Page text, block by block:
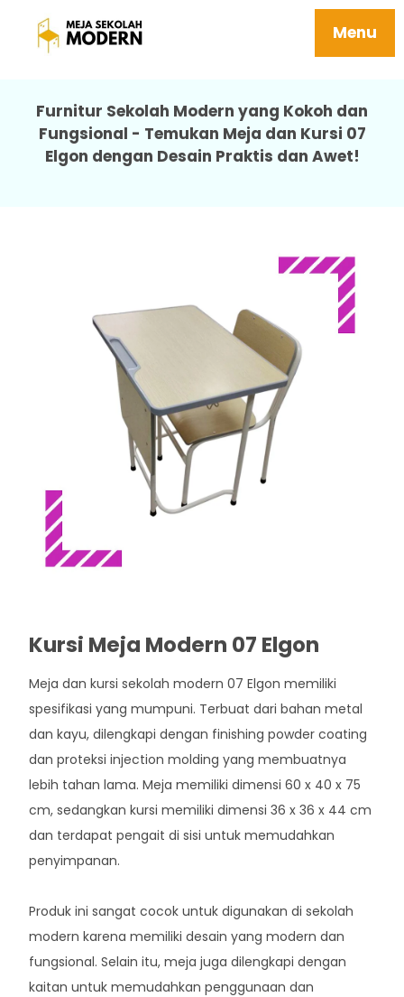
Menu
Meja Sekolah Besi Tersedia Berbagai
Ukuran Kuat 07 Elgon
Furnitur Sekolah Modern yang Kokoh dan
Fungsional - Temukan Meja dan Kursi 07
Elgon dengan Desain Praktis dan Awet!
Kursi Meja Modern 07 Elgon
Meja dan kursi sekolah modern 07 Elgon memiliki
spesifikasi yang mumpuni. Terbuat dari bahan metal
dan kayu, dilengkapi dengan finishing powder coating
dan proteksi injection molding yang membuatnya
lebih tahan lama. Meja memiliki dimensi 60 x 40 x 75
cm, sedangkan kursi memiliki dimensi 36 x 36 x 44 cm
dan terdapat pengait di sisi untuk memudahkan
penyimpanan.
Produk ini sangat cocok untuk digunakan di sekolah
modern karena memiliki desain yang modern dan
fungsional. Selain itu, meja juga dilengkapi dengan
kaitan untuk memudahkan penggunaan dan